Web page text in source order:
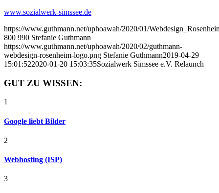
www.sozialwerk-simssee.de
https://www.guthmann.net/uphoawah/2020/01/
800 990 Stefanie Guthmann
https://www.guthmann.net/uphoawah/2020/02/guthmann-
webdesign-rosenheim-logo.png Stefanie Guthmann2019-04-29
15:01:522020-01-20 15:03:35Sozialwerk Simssee e.V. Relaunch
GUT ZU WISSEN:
1
Google liebt Bilder
2
Webhosting (ISP)
3